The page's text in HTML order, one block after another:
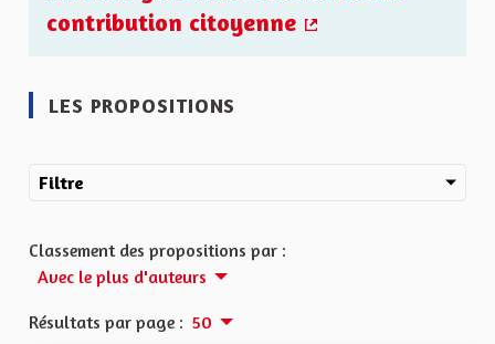
contribution citoyenne
LES PROPOSITIONS
Filtre
Classement des propositions par :
Avec le plus d'auteurs
Résultats par page : 50